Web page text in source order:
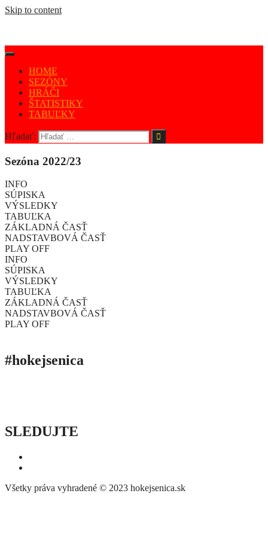
Skip to content
HOME
SEZÓNY
HRÁČI
ŠTATISTIKY
TABUĽKY
Hľadať:
Sezóna 2022/23
INFO
SÚPISKA
VÝSLEDKY
TABUĽKA
ZÁKLADNÁ ČASŤ
NADSTAVBOVÁ ČASŤ
PLAY OFF
INFO
SÚPISKA
VÝSLEDKY
TABUĽKA
ZÁKLADNÁ ČASŤ
NADSTAVBOVÁ ČASŤ
PLAY OFF
#hokejsenica
SLEDUJTE
Všetky práva vyhradené © 2023 hokejsenica.sk